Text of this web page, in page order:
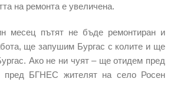
на ремонта е увеличена.
месец пътят не бъде ремонтиран и
ще запушим Бургас с колите и ще
Ако не ни чуят – ще отидем пред
пред БГНЕС жителят на село Росен